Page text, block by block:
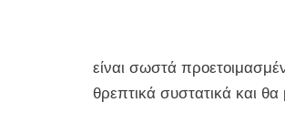
Οι σπόροι Chia
είναι σωστά
θρεπτικά συστατικά και